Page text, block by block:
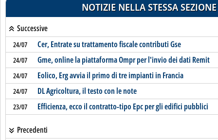
NOTIZIE NELLA STESSA SEZIONE
Successive
24/07 Cer, Entrate su trattamento fiscale contributi Gse
24/07 Gme, online la piattaforma Ompr per l'invio dei dati Remit
24/07 Eolico, Erg avvia il primo di tre impianti in Francia
24/07 DL Agricoltura, il testo con le note
23/07 Efficienza, ecco il contratto-tipo Epc per gli edifici pubblici
Precedenti